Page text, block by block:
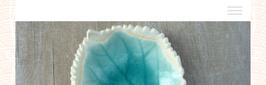
a propos
boutiques de créateurs